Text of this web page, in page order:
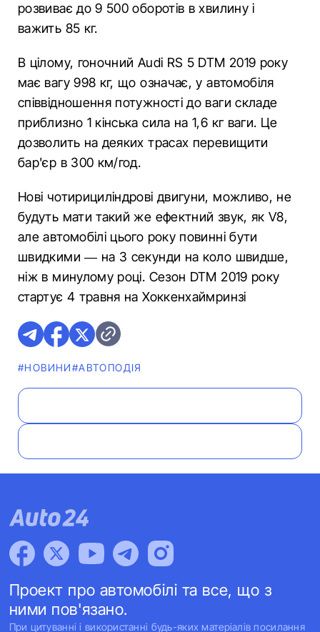
розвиває до 9 500 оборотів в хвилину і
важить 85 кг.
В цілому, гоночний Audi RS 5 DTM 2019 року
має вагу 998 кг, що означає, у автомобіля
співвідношення потужності до ваги складе
приблизно 1 кінська сила на 1,6 кг ваги. Це
дозволить на деяких трасах перевищити
бар'єр в 300 км/год.
Нові чотирициліндрові двигуни, можливо, не
будуть мати такий же ефектний звук, як V8,
але автомобілі цього року повинні бути
швидкими — на 3 секунди на коло швидше,
ніж в минулому році. Сезон DTM 2019 року
стартує 4 травня на Хоккенхаймринзі
#НОВИНИ#АВТОПОДІЯ
Проект про автомобілі та все, що з
ними пов'язано.
При цитуванні і використанні будь-яких матеріалів посилання